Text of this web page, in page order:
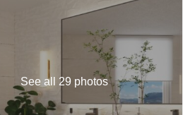
See all 29 photos